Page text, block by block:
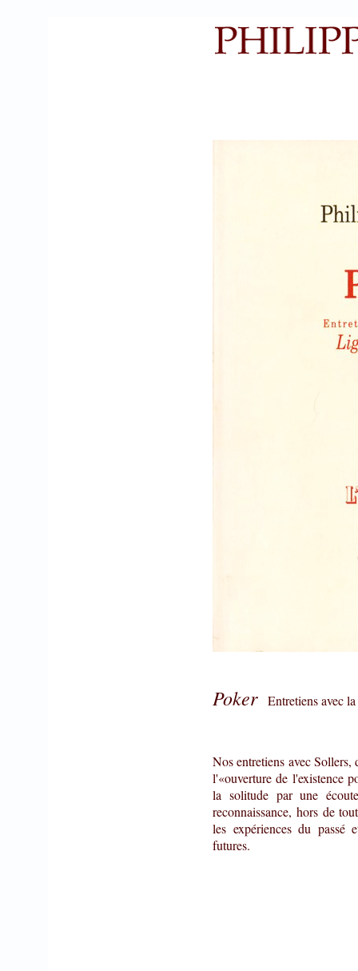
Poker Entretiens avec
Nos entretiens avec
l'«ouverture de l'existence
la solitude par une
reconnaissance, hors de
les expériences du passé
futures.